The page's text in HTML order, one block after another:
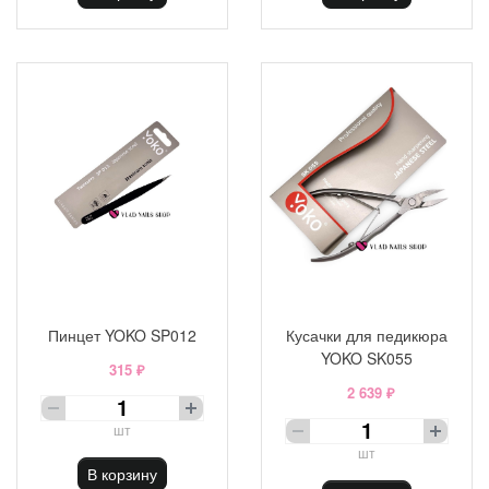
Пинцет YOKO SP012
315 ₽
шт
В корзину
Кусачки для педикюра
YOKO SK055
2 639 ₽
шт